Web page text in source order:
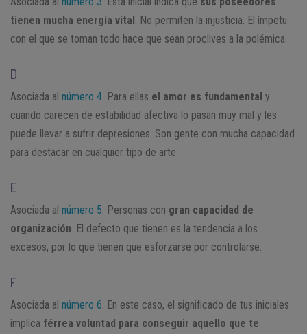
tienen mucha energía vital . No permiten la injusticia. El ímpetu
con el que se toman todo hace que sean proclives a la polémica.
D
Asociada al número 4 . Para ellas el amor es fundamental y
cuando carecen de estabilidad afectiva lo pasan muy mal y les
puede llevar a sufrir depresiones. Son gente con mucha capacidad
para destacar en cualquier tipo de arte.
E
Asociada al número 5 . Personas con gran capacidad de
organización . El defecto que tienen es la tendencia a los
excesos, por lo que tienen que esforzarse por controlarse.
F
Asociada al número 6 . En este caso, el significado de tus iniciales
implica férrea voluntad para conseguir aquello que te